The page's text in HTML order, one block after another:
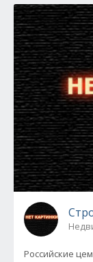
Российские